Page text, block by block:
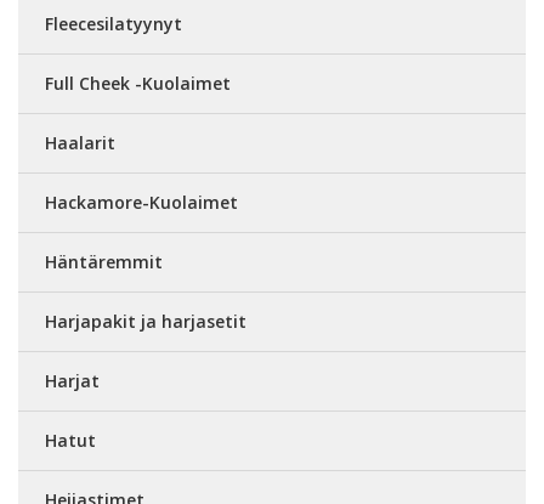
Fleecesilatyynyt
Full Cheek -Kuolaimet
Haalarit
Hackamore-Kuolaimet
Häntäremmit
Harjapakit ja harjasetit
Harjat
Hatut